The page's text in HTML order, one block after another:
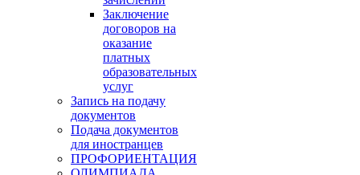
Заключение
договоров на
оказание
платных
образовательных
услуг
Запись на подачу
документов
Подача документов
для иностранцев
ПРОФОРИЕНТАЦИЯ